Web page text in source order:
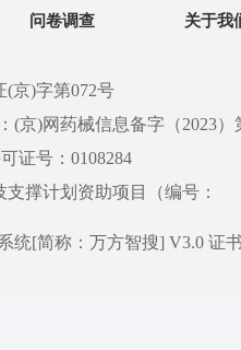
问卷调查 关于我
(京)字第072号
(京)网药械信息备字（2023）
证号：0108284
撑计划资助项目（编号：
统[简称：万方智搜] V3.0 证